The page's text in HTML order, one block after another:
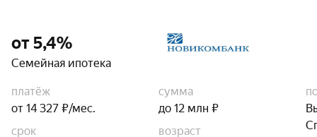
от 5,4%
Семейная ипотека
платёж
от 14 327 ₽/мес.
сумма
до 12 млн ₽
срок
возраст